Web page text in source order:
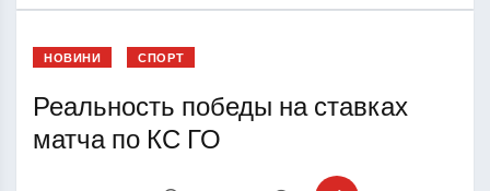
НОВИНИ СПОРТ
Реальность победы на ставках
матча по КС ГО